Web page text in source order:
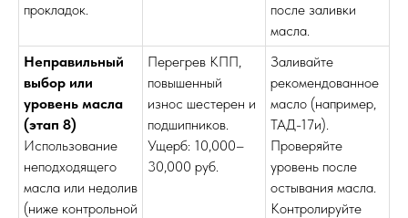
прокладок.
после заливки
масла.
Неправильный
выбор или
уровень масла
(этап 8)
Использование
неподходящего
масла или недолив
(ниже контрольной
Перегрев КПП,
повышенный
износ шестерен и
подшипников.
Ущерб: 10,000–
30,000 руб.
Заливайте
рекомендованное
масло (например,
ТАД-17и).
Проверяйте
уровень после
остывания масла.
Контролируйте